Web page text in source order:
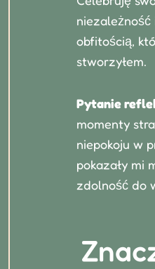
niezależność
obfitością,
stworzyłem.
Pytanie
momenty
niepokoju w
pokazały mi
zdolność do